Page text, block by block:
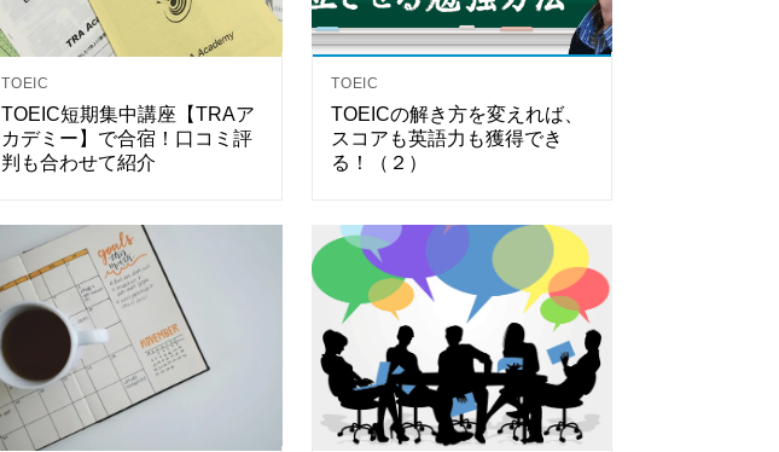
TOEIC
TOEIC短期集中講座【TRAア
カデミー】で合宿！口コミ評
判も合わせて紹介
TOEIC
TOEICの解き方を変えれば、
スコアも英語力も獲得でき
る！（２）